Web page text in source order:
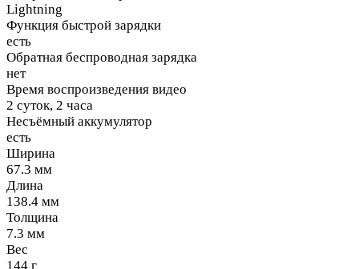
Lightning
Функция быстрой зарядки
есть
Обратная беспроводная зарядка
нет
Время воспроизведения видео
2 суток, 2 часа
Несъёмный аккумулятор
есть
Ширина
67.3 мм
Длина
138.4 мм
Толщина
7.3 мм
Вес
144 г